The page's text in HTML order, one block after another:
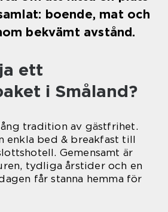
boende, mat och
bekvämt avstånd.
ett
i Småland?
tradition av gästfrihet.
enkla bed & breakfast till
Gemensamt är
tydliga årstider och en
får stanna hemma för